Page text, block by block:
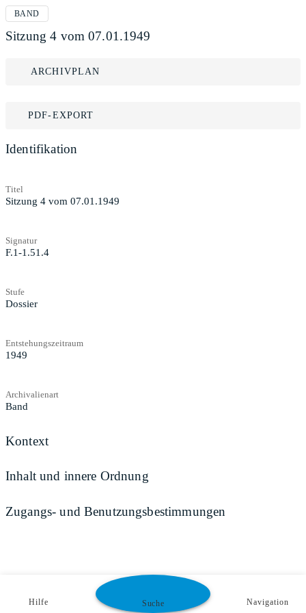
BAND
Sitzung 4 vom 07.01.1949
ARCHIVPLAN
PDF-EXPORT
Identifikation
Titel
Sitzung 4 vom 07.01.1949
Signatur
F.1-1.51.4
Stufe
Dossier
Entstehungszeitraum
1949
Archivalienart
Band
Kontext
Inhalt und innere Ordnung
Zugangs- und Benutzungsbestimmungen
Hilfe Suche Navigation